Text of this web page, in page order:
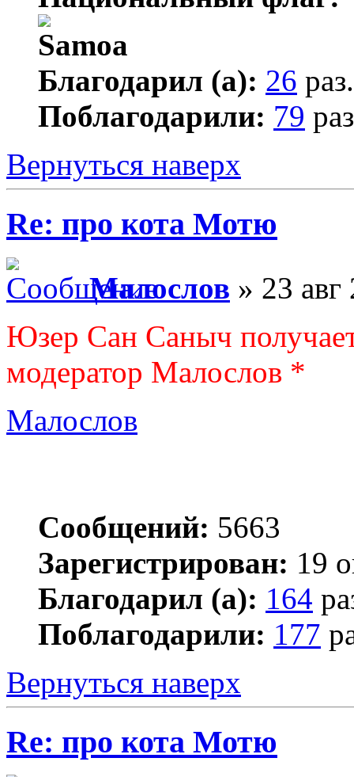
Благодарил (а): 26 раз.
Поблагодарили: 79
Вернуться наверх
Re: про кота Мотю
Малослов » 23
Юзер Сан Саныч
модератор Малослов *
Малослов
Сообщений: 5663
Зарегистрирован: 19
Благодарил (а): 164
Поблагодарили: 177
Вернуться наверх
Re: про кота Мотю